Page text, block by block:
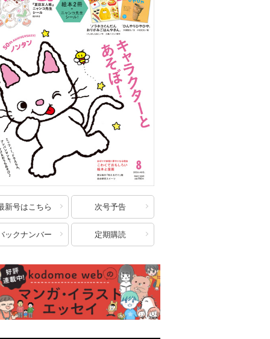
新号はこちら 次号予告
ックナンバー 定期購読